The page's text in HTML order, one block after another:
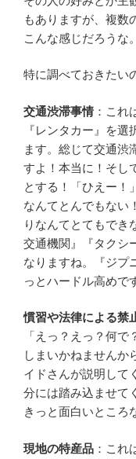
もありますが、複数
こんな感じだろうな
特に調べておきたい
交通渋滞事情 ：これ
『レンタカー』を
ます。総じて交通渋
すよ！本当に！そし
とする！「ひえー！
なんてとんでもない
りなんてとてもでき
交通機関』『タクシ
なりますね。『ジプ
っとハードル高めで
慣習や法律による禁
「えっ？えっ？何
しまいかねませんか
イドさんが説明して
分には踏み込ませて
きっと面白いところ
現地の特産品 ：これ